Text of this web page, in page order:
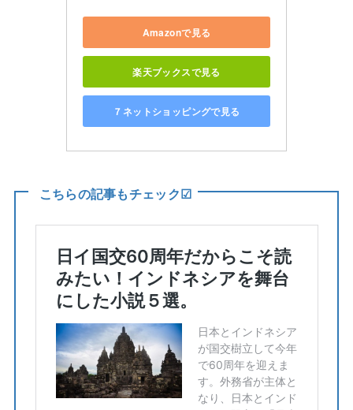
Amazonで見る
楽天ブックスで見る
７ネットショッピングで見る
こちらの記事もチェック☑